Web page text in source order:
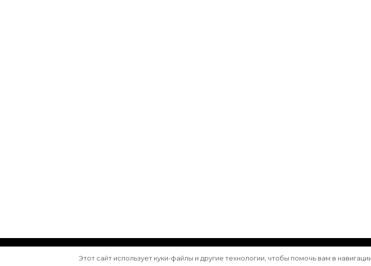
© Авторское право 2026 . Все права защищены. Vilva | Разработана
Этот сайт использует куки-файлы и другие технологии, чтобы помочь вам в